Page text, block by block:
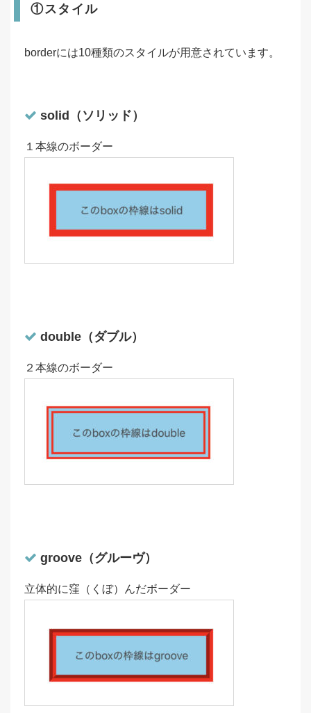
①スタイル
borderには10種類のスタイルが用意されています。
solid（ソリッド）
１本線のボーダー
double（ダブル）
２本線のボーダー
groove（グルーヴ）
立体的に窪（くぼ）んだボーダー